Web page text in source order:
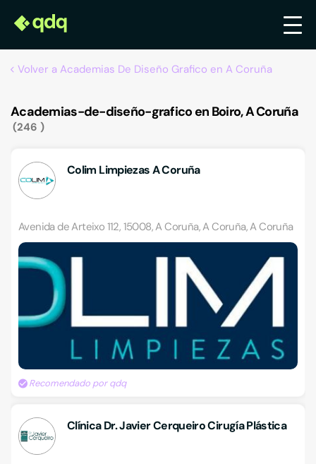
Volver a Academias De Diseño Grafico en A Coruña
Academias-de-diseño-grafico en Boiro, A Coruña
246
Colim Limpiezas A Coruña
Avenida de Arteixo 112, 15008, A Coruña, A Coruña, A Coruña
Recomendado por qdq
Clínica Dr. Javier Cerqueiro Cirugía Plástica